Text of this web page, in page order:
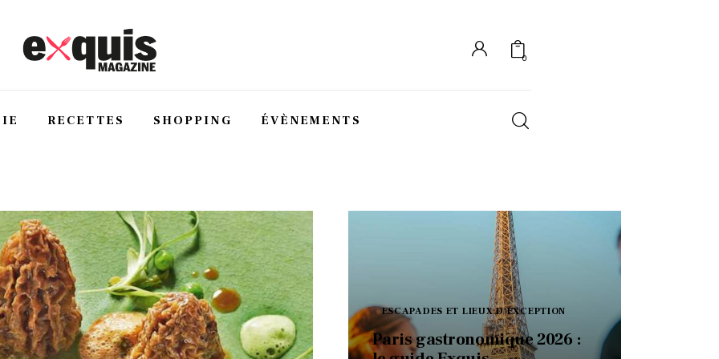
0
RECETTES SHOPPING ÉVÈNEMENTS
ESCAPADES ET LIEUX D'EXCEPTION
Paris gastronomique 2026 :